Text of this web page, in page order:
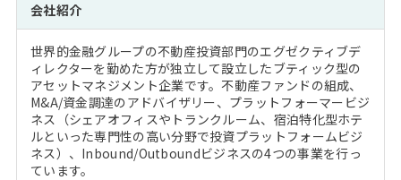
会社紹介
世界的金融グループの不動産投資部門のエグゼクティブデ
ィレクターを勤めた方が独立して設立したブティック型の
アセットマネジメント企業です。不動産ファンドの組成、
M&A/資金調達のアドバイザリー、プラットフォーマービジ
ネス（シェアオフィスやトランクルーム、宿泊特化型ホテ
ルといった専門性の高い分野で投資プラットフォームビジ
ネス）、Inbound/Outboundビジネスの4つの事業を行っ
ています。